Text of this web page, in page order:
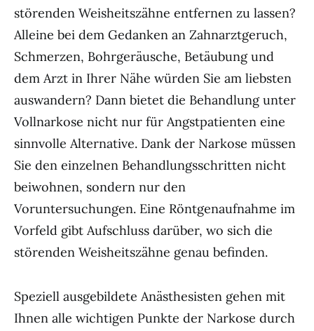
störenden Weisheitszähne entfernen zu lassen?
Alleine bei dem Gedanken an Zahnarztgeruch,
Schmerzen, Bohrgeräusche, Betäubung und
dem Arzt in Ihrer Nähe würden Sie am liebsten
auswandern? Dann bietet die Behandlung unter
Vollnarkose nicht nur für Angstpatienten eine
sinnvolle Alternative. Dank der Narkose müssen
Sie den einzelnen Behandlungsschritten nicht
beiwohnen, sondern nur den
Voruntersuchungen. Eine Röntgenaufnahme im
Vorfeld gibt Aufschluss darüber, wo sich die
störenden Weisheitszähne genau befinden.
Speziell ausgebildete Anästhesisten gehen mit
Ihnen alle wichtigen Punkte der Narkose durch